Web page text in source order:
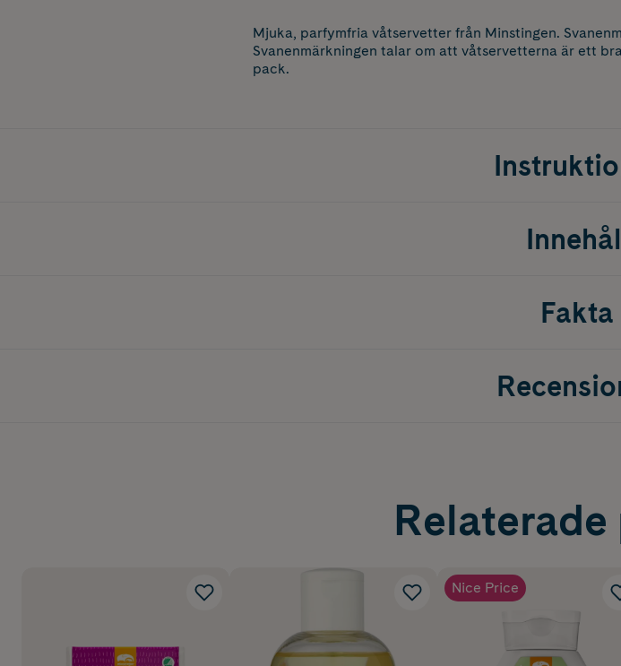
Mjuka, parfymfria våtservetter från Minstingen.
Svanenmärkningen talar om att våtservetterna är ett
pack.
Fakta
Nice Price